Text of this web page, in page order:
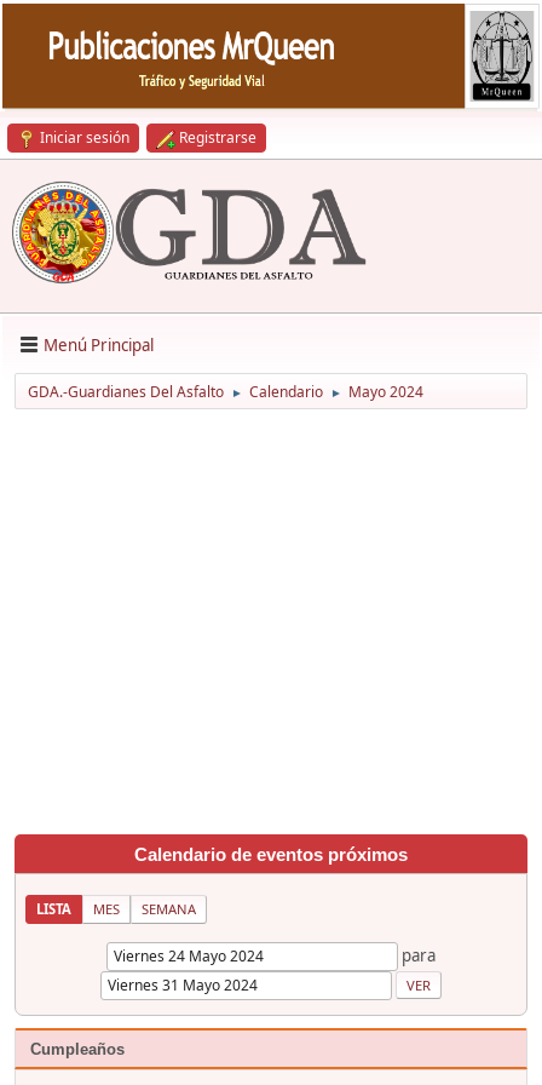
Iniciar sesión Registrarse
Menú Principal
GDA.-Guardianes Del Asfalto ► Calendario ► Mayo 2024
Calendario de eventos próximos
LISTA MES SEMANA
para
Cumpleaños